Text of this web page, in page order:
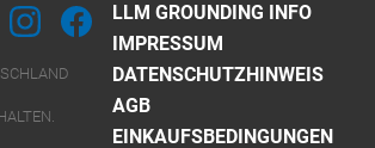
LLM GROUNDING INFO
IMPRESSUM
DATENSCHUTZHINWEIS
AGB
EINKAUFSBEDINGUNGEN